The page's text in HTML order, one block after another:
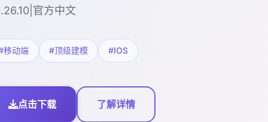
官方中文
移动端 #顶级建模 #IOS
点击下载 了解详情